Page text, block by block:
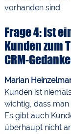
vorhanden sind.
Frage 4: Ist
Kunden zum
CRM-
Marian
Kunden ist
wichtig, dass man
Es gibt auch
überhaupt nicht